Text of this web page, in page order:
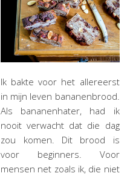
Ik bakte voor het allereerst
in mijn leven bananenbrood.
Als bananenhater, had ik
nooit verwacht dat die dag
zou komen. Dit brood is
voor beginners. Voor
mensen net zoals ik, die niet